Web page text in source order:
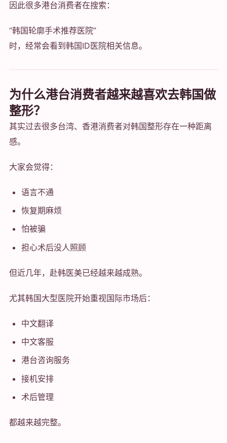
因此很多港台消费者在搜索：
“韩国轮廓手术推荐医院”
时，经常会看到韩国ID医院相关信息。
为什么港台消费者越来越喜欢去韩国做
整形？
其实过去很多台湾、香港消费者对韩国整形存在一种距离
感。
大家会觉得：
语言不通
恢复期麻烦
怕被骗
担心术后没人照顾
但近几年，赴韩医美已经越来越成熟。
尤其韩国大型医院开始重视国际市场后：
中文翻译
中文客服
港台咨询服务
接机安排
术后管理
都越来越完整。